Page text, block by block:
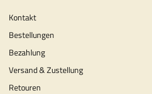
Kontakt
Bestellungen
Bezahlung
Versand & Zustellung
Retouren